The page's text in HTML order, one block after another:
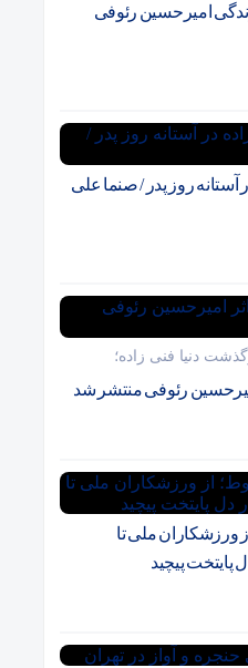
امیرحسین رئوفی
آستانه روز پدر / صنما علی
دنیا فنی زاده؛
رئوفی منتشر شد
ورزشکاران ملی تا
پایتخت پیچید